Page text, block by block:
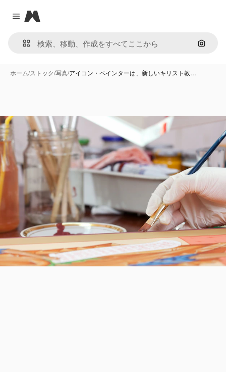
Close menu
Magnific
画像で
ホーム/ストック/写真/アイコン・ペインターは、新しいキリスト教…